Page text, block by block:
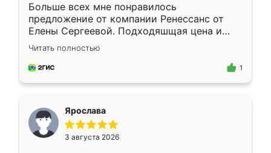
Больше всех мне понравилось
предложение от компании Ренессанс от
Елены Сергеевой. Подходяшщая цена и
короткие сроки изготовления. Приехавший
для замера сотрудник Владислав
предложил по моему эскизу самый
Читать полностью
1
Ярослава
3 августа 2026